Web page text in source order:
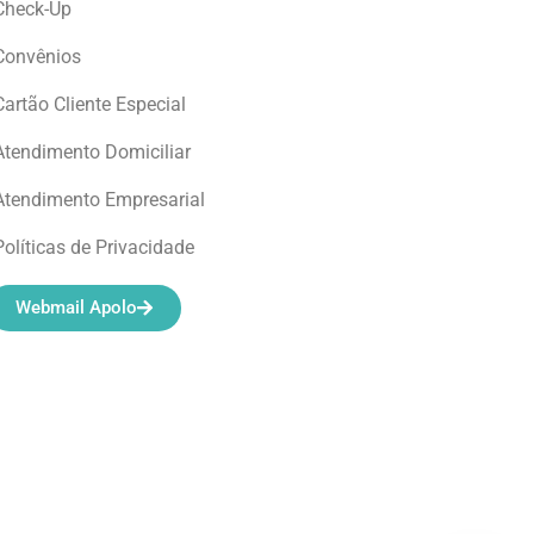
Up
Cliente Especial
Domiciliar
Empresarial
de Privacidade
Webmail Apolo